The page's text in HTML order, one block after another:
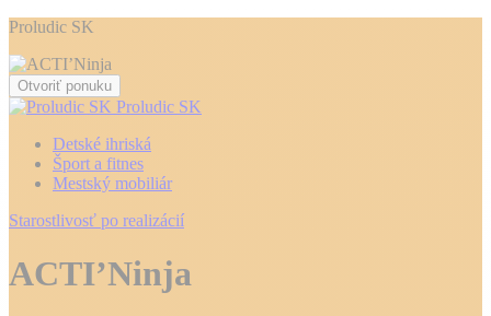
Proludic SK
Otvoriť ponuku
Proludic SK
Detské ihriská
Šport a fitnes
Mestský mobiliár
Starostlivosť po realizácií
ACTI’Ninja